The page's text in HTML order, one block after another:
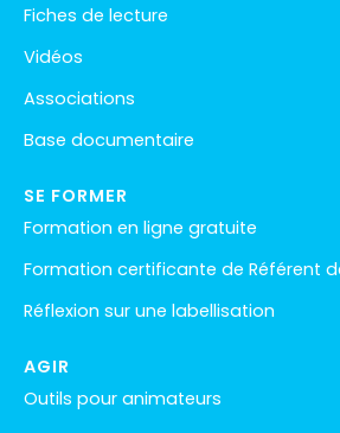
Fiches de lecture
Vidéos
Associations
Base documentaire
SE FORMER
Formation en ligne gratuite
Formation certificante de Référent
Réflexion sur une labellisation
AGIR
Outils pour animateurs